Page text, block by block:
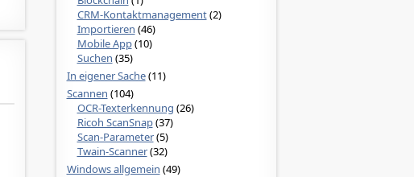
CRM-Kontaktmanagement(2)
Importieren (46)
Mobile App(10)
Suchen (35)
In eigener Sache(11)
Scannen (104)
OCR-Texterkennung (26)
Ricoh ScanSnap(37)
Scan-Parameter(5)
Twain-Scanner(32)
Windows allgemein (49)